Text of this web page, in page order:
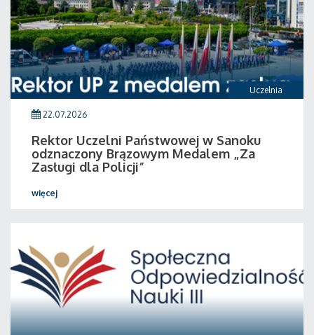
Uczelnia
22.07.2026
Rektor Uczelni Państwowej w Sanoku
odznaczony Brązowym Medalem „Za
Zasługi dla Policji”
więcej